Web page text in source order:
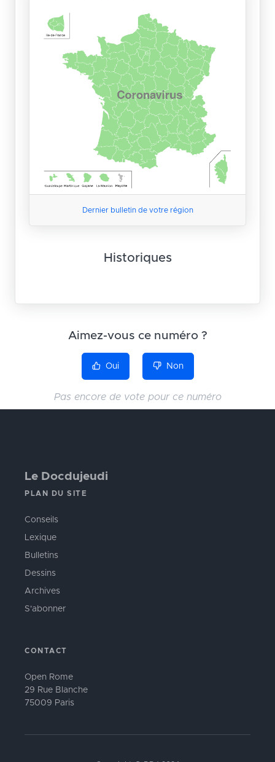
Dernier bulletin de votre région
Historiques
Aimez-vous ce numéro ?
Oui Non
Pas encore de vote pour ce numéro
Le Docdujeudi
PLAN DU SITE
Conseils
Lexique
Bulletins
Dessins
Archives
S'abonner
CONTACT
Open Rome
29 Rue Blanche
75009 Paris